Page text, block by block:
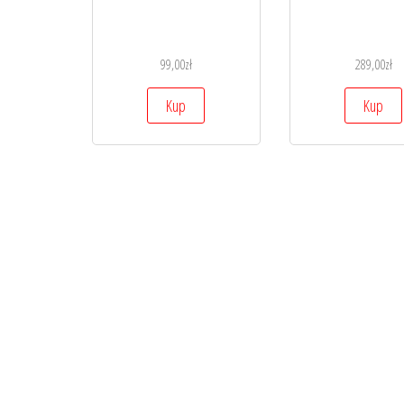
99,00zł
Kup
289,00zł
Kup